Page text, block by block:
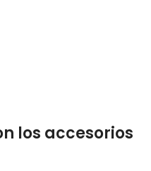
los accesorios